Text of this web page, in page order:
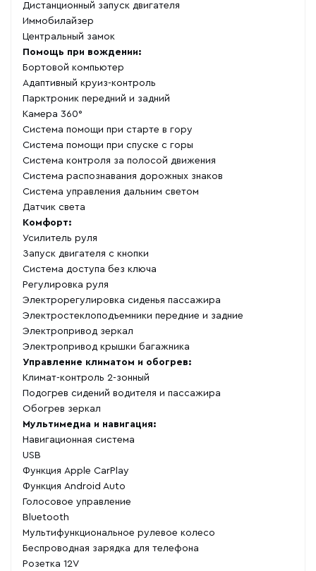
Дистанционный запуск двигателя
Иммобилайзер
Центральный замок
Помощь при вождении:
Бортовой компьютер
Адаптивный круиз-контроль
Парктроник передний и задний
Камера 360°
Система помощи при старте в гору
Система помощи при спуске с горы
Система контроля за полосой движения
Система распознавания дорожных знаков
Система управления дальним светом
Датчик света
Комфорт:
Усилитель руля
Запуск двигателя с кнопки
Система доступа без ключа
Регулировка руля
Электрорегулировка сиденья пассажира
Электростеклоподъемники передние и задние
Электропривод зеркал
Электропривод крышки багажника
Управление климатом и обогрев:
Климат-контроль 2-зонный
Подогрев сидений водителя и пассажира
Обогрев зеркал
Мультимедиа и навигация:
Навигационная система
USB
Функция Apple CarPlay
Функция Android Auto
Голосовое управление
Bluetooth
Мультифункциональное рулевое колесо
Беспроводная зарядка для телефона
Розетка 12V